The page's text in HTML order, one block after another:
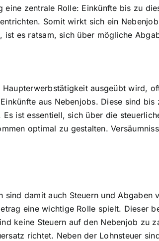
zentrale Rolle: Einkünfte bis zu
Somit wirkt sich ein
es ratsam, sich über mögliche
ausgeübt wird,
aus Nebenjobs. Diese sind
ist essentiell, sich über die
optimal zu gestalten.
damit auch Steuern und Abgaben
eine wichtige Rolle spielt. Dieser
keine Steuern auf den Nebenjob zu
richtet. Neben der Lohnsteuer